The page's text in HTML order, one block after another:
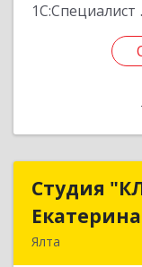
1С:Специалист
Студия
Ялта